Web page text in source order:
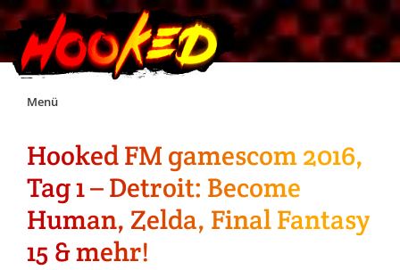
Skip
Menü
Unterstützt Hooked!
Exklusiv für Supporter*innen
Impressum
Hooked FM gamescom 2016,
Tag 1 – Detroit: Become
Human, Zelda, Final Fantasy
15 & mehr!